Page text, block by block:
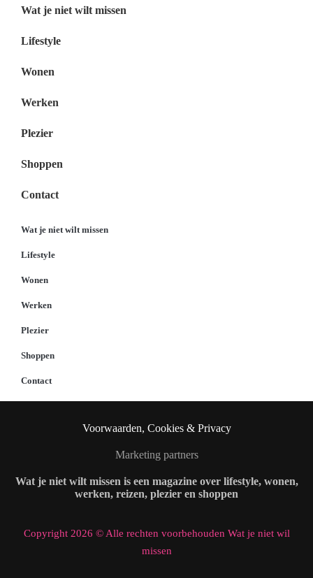
Wat je niet wilt missen
Lifestyle
Wonen
Werken
Plezier
Shoppen
Contact
Wat je niet wilt missen
Lifestyle
Wonen
Werken
Plezier
Shoppen
Contact
Voorwaarden, Cookies & Privacy
Marketing partners
Wat je niet wilt missen is een magazine over lifestyle, wonen,
werken, reizen, plezier en shoppen
Copyright 2026 © Alle rechten voorbehouden Wat je niet wil
missen